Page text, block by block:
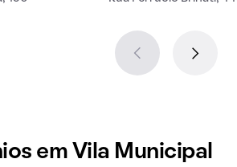
em Vila Municipal